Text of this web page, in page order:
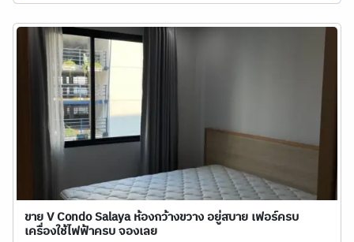
ขาย V Condo Salaya ห้องกว้างขวาง อยู่สบาย เฟอร์ครบ
เครื่องใช้ไฟฟ้าครบ จองเลย